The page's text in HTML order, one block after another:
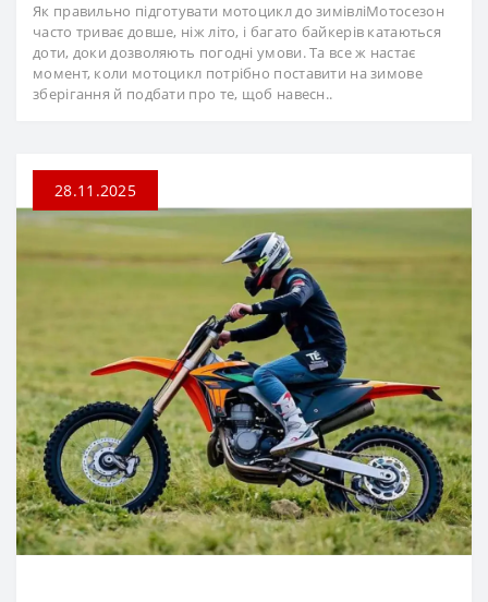
Як правильно підготувати мотоцикл до зимівліМотосезон
часто триває довше, ніж літо, і багато байкерів катаються
доти, доки дозволяють погодні умови. Та все ж настає
момент, коли мотоцикл потрібно поставити на зимове
зберігання й подбати про те, щоб навесн..
28.11.2025